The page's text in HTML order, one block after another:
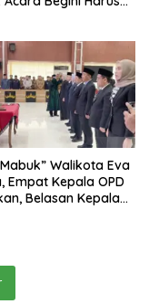
Walikota Eva
Empat Kepala OPD
Belasan Kepala